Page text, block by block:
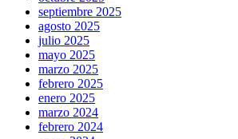
septiembre 2025
agosto 2025
julio 2025
mayo 2025
marzo 2025
febrero 2025
enero 2025
marzo 2024
febrero 2024